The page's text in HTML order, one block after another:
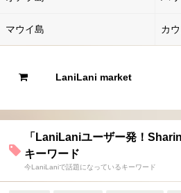
マウイ島 カ
LaniLani market
「LaniLaniユーザー発！
キーワード
今LaniLaniで話題になっているキーワード